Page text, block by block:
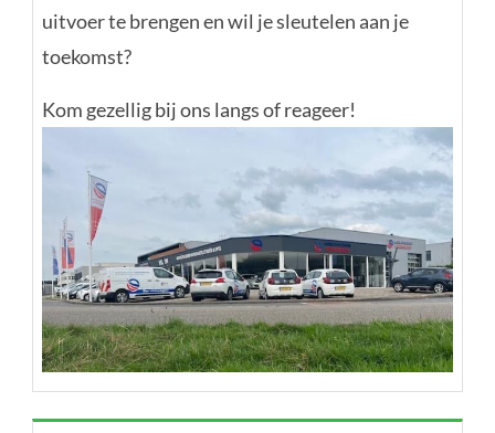
uitvoer te brengen en wil je sleutelen aan je
toekomst?
Kom gezellig bij ons langs of reageer!